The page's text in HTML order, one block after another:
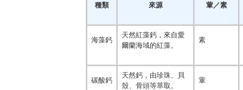
種類 來源 葷／素
海藻鈣
天然紅藻鈣，來自愛
爾蘭海域的紅藻。
素
碳酸鈣
天然鈣，由珍珠、貝
殼、骨頭等萃取。
葷